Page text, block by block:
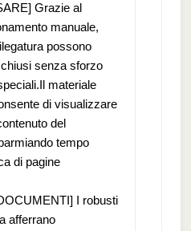
Grazie al
manuale,
possono
senza sforzo
materiale
di visualizzare
del
tempo
di pagine
I robusti
afferrano